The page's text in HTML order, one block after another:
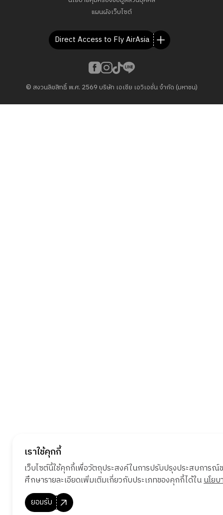
เราใช้คุกกี้
เว็บไซต์นี้ใช้คุกกี้เพื่อวัตถุประสงค์ในการปรับปรุงประสบการณ์
ศึกษารายละเอียดเพิ่มเติมเกี่ยวกับประเภทของคุกกี้ได้ในนโย
ยอมรับ
แผนผังเว็บไซต์
Direct Access to Fly AirAsia
© สงวนลิขสิทธิ์ พ.ศ. 2569 บริษัท เอเชีย เอวิเอชั่น จำกัด (มหาชน)